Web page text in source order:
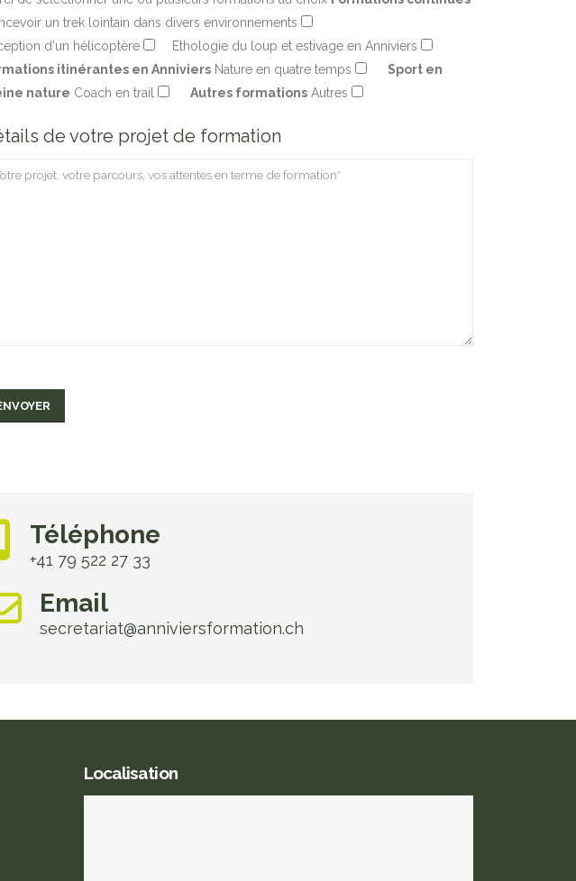
un trek lointain dans divers environnements
d'un hélicoptère
Ethologie du loup et estivage en Anniviers
itinérantes en Anniviers Nature en quatre temps
Sport en
nature Coach en trail Autres formations Autres
de votre projet de formation
Téléphone
+41 79 522 27 33
Email
secretariat@anniviersformation.ch
Localisation